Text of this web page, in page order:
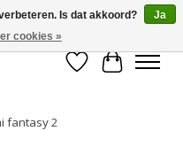
Verlanglijst
fantasy 2
Is dat akkoord?
Ja
cookies »